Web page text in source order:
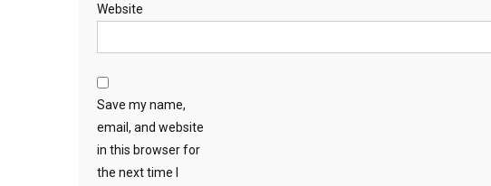
Website
Save my name,
email, and website
in this browser for
the next time I